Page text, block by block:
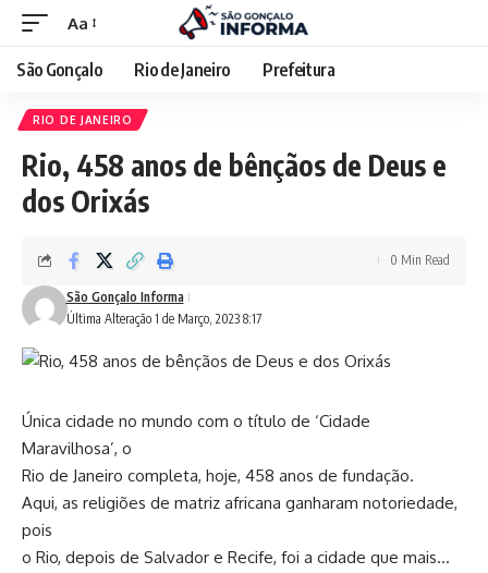
Aa
São Gonçalo Rio de Janeiro Prefeitura
RIO DE JANEIRO
Rio, 458 anos de bênçãos de Deus e
dos Orixás
Última Alteração 1 de Março, 2023 8:17
São Gonçalo Informa
0 Min Read
Única cidade no mundo com o título de ‘Cidade
Maravilhosa’, o
Rio de Janeiro completa, hoje, 458 anos de fundação.
Aqui, as religiões de matriz africana ganharam notoriedade,
pois
o Rio, depois de Salvador e Recife, foi a cidade que mais…